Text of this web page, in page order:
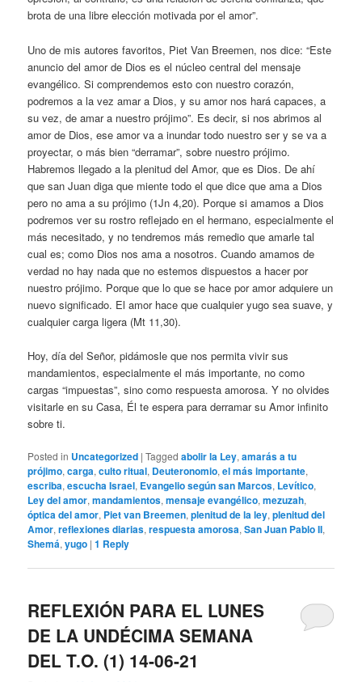
brota de una libre elección motivada por el amor”.
Uno de mis autores favoritos, Piet Van Breemen, nos dice: “Este
anuncio del amor de Dios es el núcleo central del mensaje
evangélico. Si comprendemos esto con nuestro corazón,
podremos a la vez amar a Dios, y su amor nos hará capaces, a
su vez, de amar a nuestro prójimo”. Es decir, si nos abrimos al
amor de Dios, ese amor va a inundar todo nuestro ser y se va a
proyectar, o más bien “derramar”, sobre nuestro prójimo.
Habremos llegado a la plenitud del Amor, que es Dios. De ahí
que san Juan diga que miente todo el que dice que ama a Dios
pero no ama a su prójimo (1Jn 4,20). Porque si amamos a Dios
podremos ver su rostro reflejado en el hermano, especialmente el
más necesitado, y no tendremos más remedio que amarle tal
cual es; como Dios nos ama a nosotros. Cuando amamos de
verdad no hay nada que no estemos dispuestos a hacer por
nuestro prójimo. Porque que lo que se hace por amor adquiere un
nuevo significado. El amor hace que cualquier yugo sea suave, y
cualquier carga ligera (Mt 11,30).
Hoy, día del Señor, pidámosle que nos permita vivir sus
mandamientos, especialmente el más importante, no como
cargas “impuestas”, sino como respuesta amorosa. Y no olvides
visitarle en su Casa, Él te espera para derramar su Amor infinito
sobre ti.
Posted in Uncategorized |Tagged abolir la Ley,amarás a tu
prójimo,carga,culto ritual, Deuteronomio,el más importante,
escriba,escucha Israel, Evangelio según san Marcos, Levítico,
Ley del amor,mandamientos,mensaje evangélico,mezuzah,
óptica del amor, Piet van Breemen,plenitud de la ley,plenitud del
Amor,reflexiones diarias,respuesta amorosa,San Juan Pablo II,
Shemá,yugo |1 Reply
REFLEXIÓN PARA EL LUNES
DE LA UNDÉCIMA SEMANA
DEL T.O. (1) 14-06-21